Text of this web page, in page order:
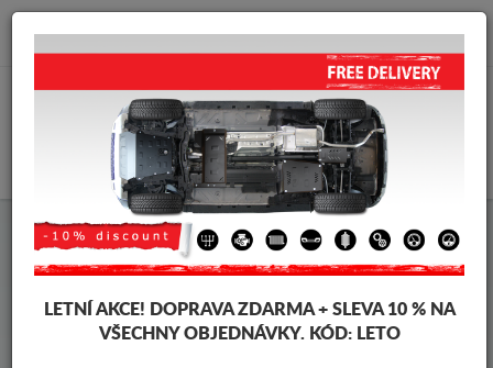
info@krytpodmotor.com
Kryt pod motor Ford Kryt pod motor Ford Ranger Raptor
vozidel
Značky vozidel
LETNÍ AKCE! DOPRAVA ZDARMA + SLEVA 10 % NA
VŠECHNY OBJEDNÁVKY. KÓD: LETO